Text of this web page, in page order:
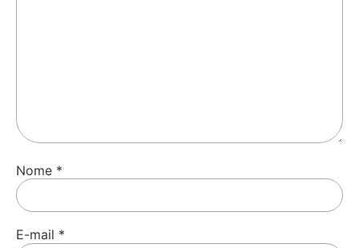
Nome *
E-mail *